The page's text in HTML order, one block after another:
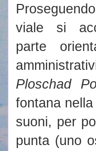
viale si
parte
Ploschad
fontana
suoni, per
punta (uno